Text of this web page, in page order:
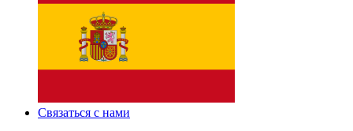
Связаться с нами